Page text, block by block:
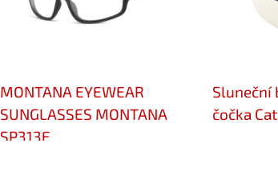
MONTANA EYEWEAR
SUNGLASSES MONTANA
SP313E
Sluneční
čočka